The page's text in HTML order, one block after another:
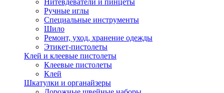
Нитевдеватели и пинцеты
Ручные иглы
Специальные инструменты
Шило
Ремонт, уход, хранение одежды
Этикет-пистолеты
Клей и клеевые пистолеты
Клеевые пистолеты
Клей
Шкатулки и органайзеры